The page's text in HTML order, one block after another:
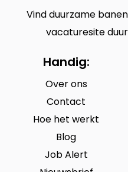
Vind duurzame
vacaturesite
Handig:
Over ons
Contact
Hoe het werkt
Blog
Job Alert